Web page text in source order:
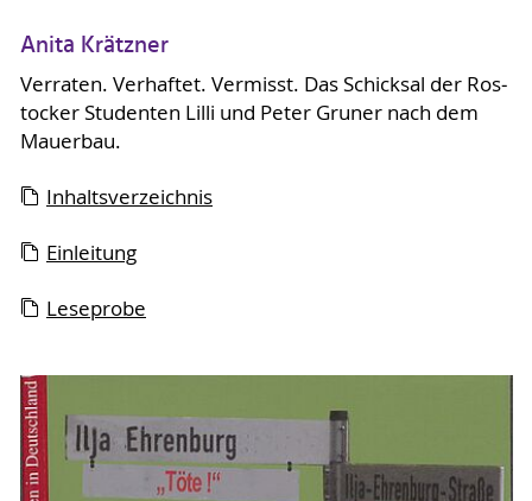
Anita Krätzner
Verraten. Verhaftet. Vermisst. Das Schicksal der Ros­
to­cker Studenten Lilli und Peter Gruner nach dem
Mau­er­bau.
Inhaltsverzeichnis
Einleitung
Leseprobe